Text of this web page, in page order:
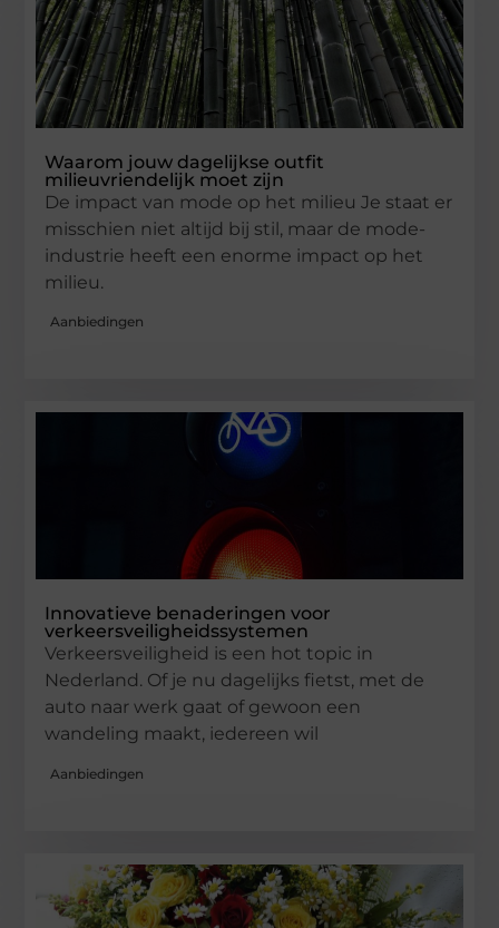
Waarom jouw dagelijkse outfit
milieuvriendelijk moet zijn
De impact van mode op het milieu Je staat er
misschien niet altijd bij stil, maar de mode-
industrie heeft een enorme impact op het
milieu.
Aanbiedingen
Innovatieve benaderingen voor
verkeersveiligheidssystemen
Verkeersveiligheid is een hot topic in
Nederland. Of je nu dagelijks fietst, met de
auto naar werk gaat of gewoon een
wandeling maakt, iedereen wil
Aanbiedingen